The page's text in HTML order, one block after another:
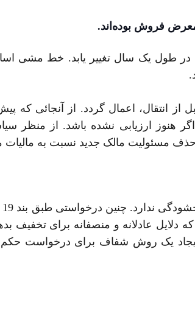
فروش بوده‌اند.
طول یک سال تغییر یابد. خط مشی
از انتقال، اعمال گردد. از آنجائی
هنوز ارزیابی نشده باشد. از منظر
حذف مسئولیت مالک جدید نسبت به مالیات
دلایل عادلانه و منصفانه برای تخفیف
یک روش شفاف برای درخواست حکم